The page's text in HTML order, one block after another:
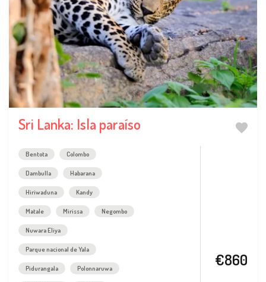
Sri Lanka: Isla paraíso
Bentota Colombo
Dambulla Habarana
Hiriwaduna Kandy
Matale Mirissa Negombo
Nuwara Eliya
Parque nacional de Yala
Pidurangala Polonnaruwa €860